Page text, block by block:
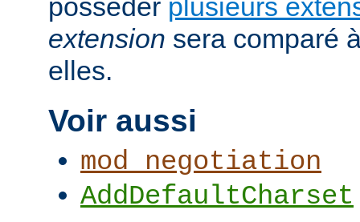
posséder plusieurs
extension sera comparé
elles.
Voir aussi
mod_negotiation
AddDefaultCharset